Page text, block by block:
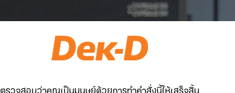
ตรวจสอบว่าคุณเป็นมนุษย์ด้วยการทำคำสั่งนี้ให้เสร็จสิ้น